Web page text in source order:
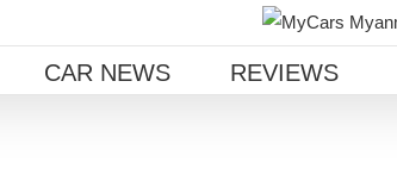
CAR NEWS REVIEWS